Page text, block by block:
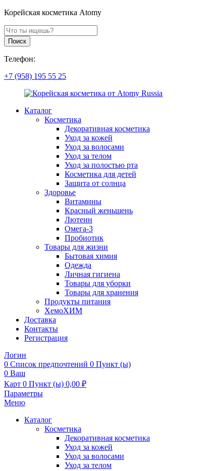
Корейская косметика Atomy
Поиск
продуктов
Поиск
Телефон:
+7 (958) 195 55 25
Каталог
Косметика
Декоративная косметика
Уход за кожей
Уход за волосами
Уход за телом
Уход за полостью рта
Косметика для детей
Защита от солнца
Здоровье
Витамины
Красный женьшень
Лютеин
Омега-3
Пробиотик
Товары для жизни
Бытовая химия
Одежда
Личная гигиена
Товары для уборки
Товары для хранения
Продукты питания
ХемоХИМ
Доставка
Контакты
Регистрация
Логин
0 Список предпочтений 0 Пункт (ы)
0 Ваш
Карт 0 Пункт (ы) 0,00 ₽
Параметры
Меню
Каталог
Косметика
Декоративная косметика
Уход за кожей
Уход за волосами
Уход за телом